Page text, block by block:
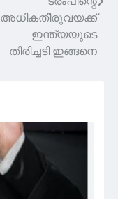
അധികതീരുവയക്ക്
ഇന്ത്യയുടെ
തിരിച്ചടി ഇങ്ങനെ